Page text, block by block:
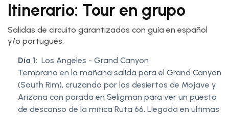
Itinerario: Tour en grupo
Salidas de circuito garantizadas con guía en español
y/o portugués.
Día 1: Los Angeles - Grand Canyon
Temprano en la mañana salida para el Grand Canyon
(South Rim), cruzando por los desiertos de Mojave y
Arizona con parada en Seligman para ver un puesto
de descanso de la mitica Ruta 66. Llegada en ultimas